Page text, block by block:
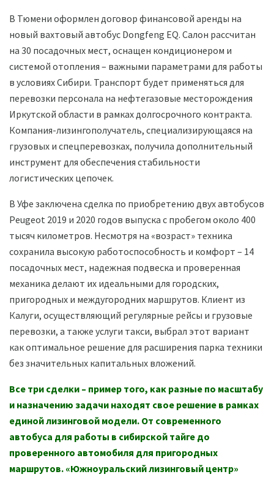
В Тюмени оформлен договор финансовой аренды на
новый вахтовый автобус Dongfeng EQ. Салон рассчитан
на 30 посадочных мест, оснащен кондиционером и
системой отопления – важными параметрами для работы
в условиях Сибири. Транспорт будет применяться для
перевозки персонала на нефтегазовые месторождения
Иркутской области в рамках долгосрочного контракта.
Компания-лизингополучатель, специализирующаяся на
грузовых и спецперевозках, получила дополнительный
инструмент для обеспечения стабильности
логистических цепочек.
В Уфе заключена сделка по приобретению двух автобусов
Peugeot 2019 и 2020 годов выпуска с пробегом около 400
тысяч километров. Несмотря на «возраст» техника
сохранила высокую работоспособность и комфорт – 14
посадочных мест, надежная подвеска и проверенная
механика делают их идеальными для городских,
пригородных и междугородних маршрутов. Клиент из
Калуги, осуществляющий регулярные рейсы и грузовые
перевозки, а также услуги такси, выбрал этот вариант
как оптимальное решение для расширения парка техники
без значительных капитальных вложений.
Все три сделки – пример того, как разные по масштабу
и назначению задачи находят свое решение в рамках
единой лизинговой модели. От современного
автобуса для работы в сибирской тайге до
проверенного автомобиля для пригородных
маршрутов. «Южноуральский лизинговый центр»